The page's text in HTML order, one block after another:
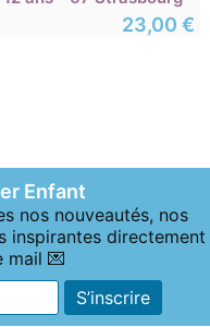
23,00 €
Enfant
nos nouveautés, nos
inspirantes directement
mail 💌